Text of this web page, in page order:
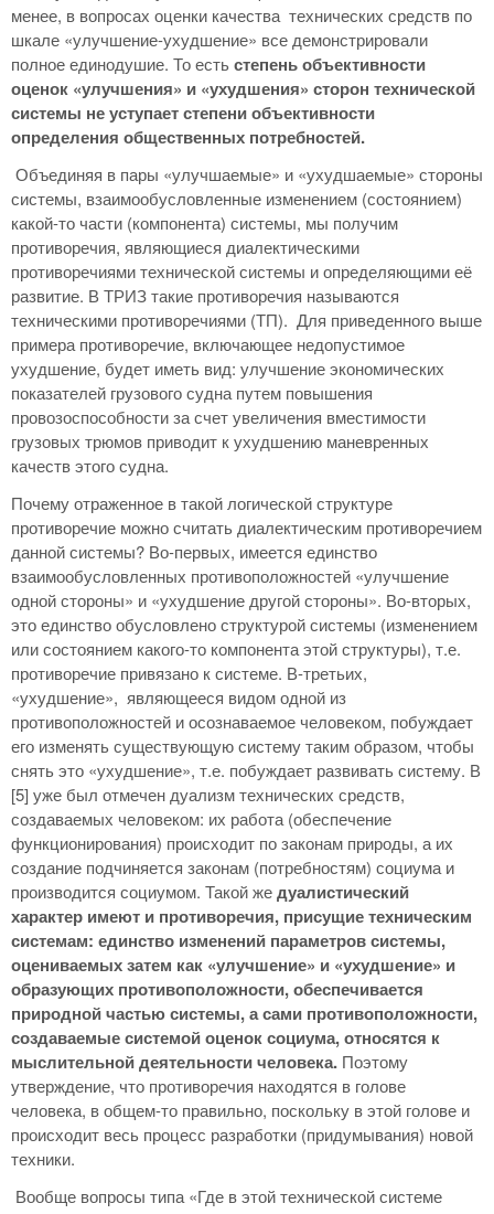
менее, в вопросах оценки качества технических средств по
шкале «улучшение-ухудшение» все демонстрировали
полное единодушие. То естьстепень объективности
оценок «улучшения» и «ухудшения» сторон технической
системы не уступает степени объективности
определения общественных потребностей.
Объединяя в пары «улучшаемые» и «ухудшаемые» стороны
системы, взаимообусловленные изменением (состоянием)
какой-то части (компонента) системы, мы получим
противоречия, являющиеся диалектическими
противоречиями технической системы и определяющими её
развитие. В ТРИЗ такие противоречия называются
техническими противоречиями (ТП). Для приведенного выше
примера противоречие, включающее недопустимое
ухудшение, будет иметь вид: улучшение экономических
показателей грузового судна путем повышения
провозоспособности за счет увеличения вместимости
грузовых трюмов приводит к ухудшению маневренных
качеств этого судна.
Почему отраженное в такой логической структуре
противоречие можно считать диалектическим противоречием
данной системы? Во-первых, имеется единство
взаимообусловленных противоположностей «улучшение
одной стороны» и «ухудшение другой стороны». Во-вторых,
это единство обусловлено структурой системы (изменением
или состоянием какого-то компонента этой структуры), т.е.
противоречие привязано к системе. В-третьих,
«ухудшение», являющееся видом одной из
противоположностей и осознаваемое человеком, побуждает
его изменять существующую систему таким образом, чтобы
снять это «ухудшение», т.е. побуждает развивать систему. В
[5] уже был отмечен дуализм технических средств,
создаваемых человеком: их работа (обеспечение
функционирования) происходит по законам природы, а их
создание подчиняется законам (потребностям) социума и
производится социумом. Такой жедуалистический
характер имеют и противоречия, присущие техническим
системам: единство изменений параметров системы,
оцениваемых затем как «улучшение» и «ухудшение» и
образующих противоположности, обеспечивается
природной частью системы, а сами противоположности,
создаваемые системой оценок социума, относятся к
мыслительной деятельности человека. Поэтому
утверждение, что противоречия находятся в голове
человека, в общем-то правильно, поскольку в этой голове и
происходит весь процесс разработки (придумывания) новой
техники.
Вообще вопросы типа «Где в этой технической системе